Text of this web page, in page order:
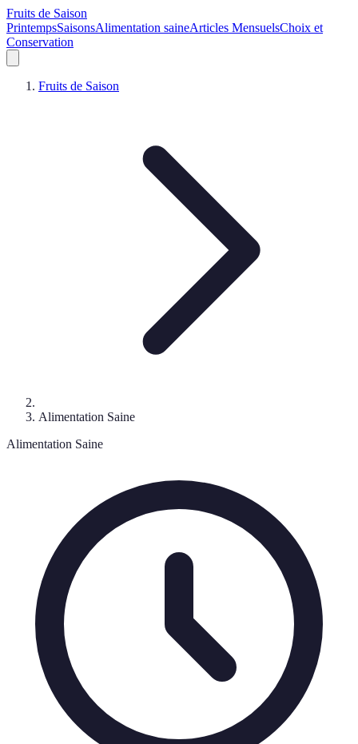
Fruits de Saison
PrintempsSaisonsAlimentation saineArticles MensuelsChoix et
Conservation
Fruits de Saison
Alimentation Saine
Alimentation Saine